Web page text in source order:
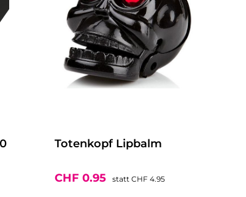
Totenkopf Lipbalm
Verkaufspreis:
CHF 0.95 stattRegulärer Preis:
CHF 4.95